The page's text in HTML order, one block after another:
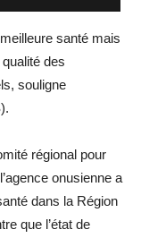
santé mais
des
souligne
régional pour
onusienne a
dans la Région
que l’état de